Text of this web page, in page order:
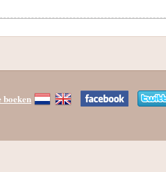
boeken